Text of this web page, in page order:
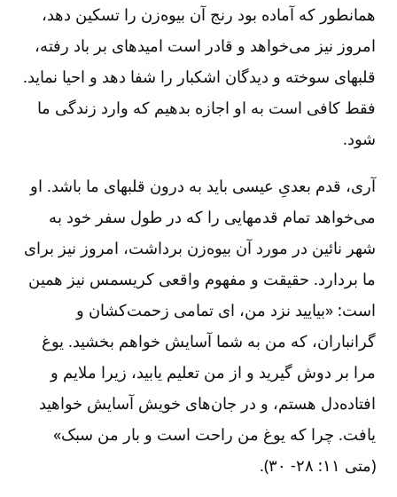
همانطور که آماده بود رنج آن بیوه‌زن را تسکین دهد،
امروز نیز می‌خواهد و قادر است امیدهای بر باد رفته،
قلب‏های سوخته و دیدگان اشکبار را شفا دهد و احیا نماید.
فقط کافی است به او اجازه بدهیم که وارد زندگی ما
شود.
آری، قدم بعدیِ عیسی باید به‏ درون قلب‏های ما باشد. او
می‌خواهد تمام قدم‏هایی را که در طول سفر خود به
شهر نائین در مورد آن بیوه‌زن برداشت، امروز نیز برای
ما بردارد. حقیقت و مفهوم واقعی کریسمس نیز همین
است: «بیایید نزد من، ای تمامی زحمت‌کشان و
گرانباران، که من به شما آسایش خواهم بخشید. یوغ
مرا بر دوش گیرید و از من تعلیم یابید، زیرا ملایم و
افتاده‌دل هستم، و در جان‌های خویش آسایش خواهید
یافت. چرا که یوغ من راحت است و بار من سبک»
(متی ۱۱: ۲۸-‏‏‏‏ ۳۰).